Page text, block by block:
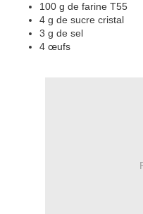
100 g de farine T55
4 g de sucre cristal
3 g de sel
4 œufs